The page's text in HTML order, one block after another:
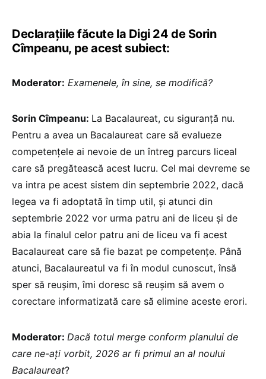
Declarațiile făcute la Digi 24 de Sorin
Cîmpeanu, pe acest subiect:
Moderator: Examenele, în sine, se modifică?
Sorin Cîmpeanu: La Bacalaureat, cu siguranță nu.
Pentru a avea un Bacalaureat care să evalueze
competențele ai nevoie de un întreg parcurs liceal
care să pregătească acest lucru. Cel mai devreme se
va intra pe acest sistem din septembrie 2022, dacă
legea va fi adoptată în timp util, și atunci din
septembrie 2022 vor urma patru ani de liceu și de
abia la finalul celor patru ani de liceu va fi acest
Bacalaureat care să fie bazat pe competențe. Până
atunci, Bacalaureatul va fi în modul cunoscut, însă
sper să reușim, îmi doresc să reușim să avem o
corectare informatizată care să elimine aceste erori.
Moderator: Dacă totul merge conform planului de
care ne-ați vorbit, 2026 ar fi primul an al noului
Bacalaureat?